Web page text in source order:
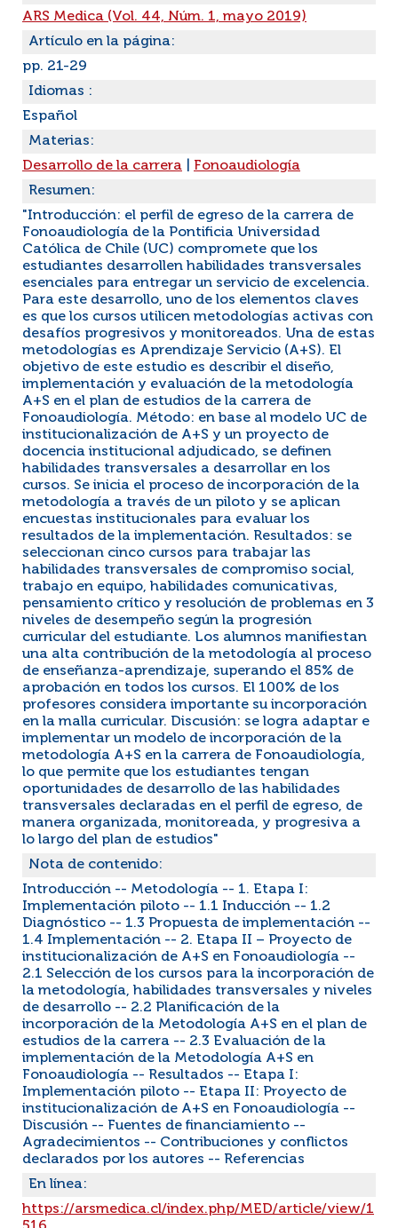
ARS Medica (Vol. 44, Núm. 1, mayo 2019)
Artículo en la página:
pp. 21-29
Idiomas :
Español
Materias:
Desarrollo de la carrera
Fonoaudiología
Resumen:
"Introducción: el perfil de egreso de la carrera de
Fonoaudiología de la Pontificia Universidad
Católica de Chile (UC) compromete que los
estudiantes desarrollen habilidades transversales
esenciales para entregar un servicio de excelencia.
Para este desarrollo, uno de los elementos claves
es que los cursos utilicen metodologías activas con
desafíos progresivos y monitoreados. Una de estas
metodologías es Aprendizaje Servicio (A+S). El
objetivo de este estudio es describir el diseño,
implementación y evaluación de la metodología
A+S en el plan de estudios de la carrera de
Fonoaudiología. Método: en base al modelo UC de
institucionalización de A+S y un proyecto de
docencia institucional adjudicado, se definen
habilidades transversales a desarrollar en los
cursos. Se inicia el proceso de incorporación de la
metodología a través de un piloto y se aplican
encuestas institucionales para evaluar los
resultados de la implementación. Resultados: se
seleccionan cinco cursos para trabajar las
habilidades transversales de compromiso social,
trabajo en equipo, habilidades comunicativas,
pensamiento crítico y resolución de problemas en 3
niveles de desempeño según la progresión
curricular del estudiante. Los alumnos manifiestan
una alta contribución de la metodología al proceso
de enseñanza-aprendizaje, superando el 85% de
aprobación en todos los cursos. El 100% de los
profesores considera importante su incorporación
en la malla curricular. Discusión: se logra adaptar e
implementar un modelo de incorporación de la
metodología A+S en la carrera de Fonoaudiología,
lo que permite que los estudiantes tengan
oportunidades de desarrollo de las habilidades
transversales declaradas en el perfil de egreso, de
manera organizada, monitoreada, y progresiva a
lo largo del plan de estudios"
Nota de contenido:
Introducción -- Metodología -- 1. Etapa I:
Implementación piloto -- 1.1 Inducción -- 1.2
Diagnóstico -- 1.3 Propuesta de implementación --
1.4 Implementación -- 2. Etapa II – Proyecto de
institucionalización de A+S en Fonoaudiología --
2.1 Selección de los cursos para la incorporación de
la metodología, habilidades transversales y niveles
de desarrollo -- 2.2 Planificación de la
incorporación de la Metodología A+S en el plan de
estudios de la carrera -- 2.3 Evaluación de la
implementación de la Metodología A+S en
Fonoaudiología -- Resultados -- Etapa I:
Implementación piloto -- Etapa II: Proyecto de
institucionalización de A+S en Fonoaudiología --
Discusión -- Fuentes de financiamiento --
Agradecimientos -- Contribuciones y conflictos
declarados por los autores -- Referencias
En línea:
https://arsmedica.cl/index.php/MED/article/view/1